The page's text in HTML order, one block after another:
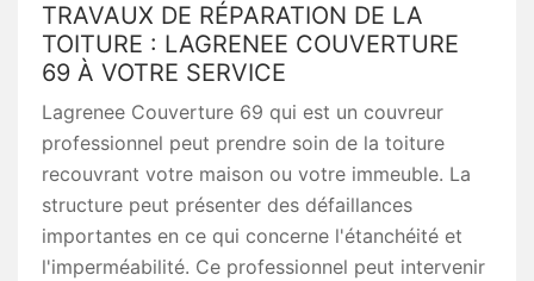
TRAVAUX DE RÉPARATION DE LA
TOITURE : LAGRENEE COUVERTURE
69 À VOTRE SERVICE
Lagrenee Couverture 69 qui est un couvreur
professionnel peut prendre soin de la toiture
recouvrant votre maison ou votre immeuble. La
structure peut présenter des défaillances
importantes en ce qui concerne l'étanchéité et
l'imperméabilité. Ce professionnel peut intervenir